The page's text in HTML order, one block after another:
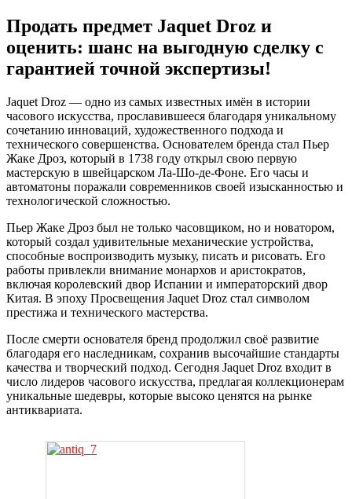
Продать предмет Jaquet Droz и
оценить: шанс на выгодную сделку с
гарантией точной экспертизы!
Jaquet Droz — одно из самых известных имён в истории
часового искусства, прославившееся благодаря уникальному
сочетанию инноваций, художественного подхода и
технического совершенства. Основателем бренда стал Пьер
Жаке Дроз, который в 1738 году открыл свою первую
мастерскую в швейцарском Ла-Шо-де-Фоне. Его часы и
автоматоны поражали современников своей изысканностью и
технологической сложностью.
Пьер Жаке Дроз был не только часовщиком, но и новатором,
который создал удивительные механические устройства,
способные воспроизводить музыку, писать и рисовать. Его
работы привлекли внимание монархов и аристократов,
включая королевский двор Испании и императорский двор
Китая. В эпоху Просвещения Jaquet Droz стал символом
престижа и технического мастерства.
После смерти основателя бренд продолжил своё развитие
благодаря его наследникам, сохранив высочайшие стандарты
качества и творческий подход. Сегодня Jaquet Droz входит в
число лидеров часового искусства, предлагая коллекционерам
уникальные шедевры, которые высоко ценятся на рынке
антиквариата.